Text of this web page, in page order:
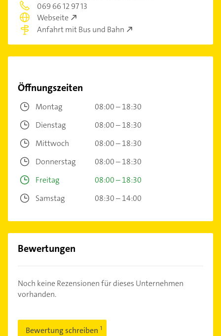
069 66 12 97 13
Webseite
Anfahrt mit Bus und Bahn
Öffnungszeiten
Montag
08:00 – 18:30
Dienstag
08:00 – 18:30
Mittwoch
08:00 – 18:30
Donnerstag
08:00 – 18:30
Freitag
08:00 – 18:30
Samstag
08:30 – 14:00
Bewertungen
Noch keine Rezensionen für dieses Unternehmen
vorhanden.
Bewertung schreiben